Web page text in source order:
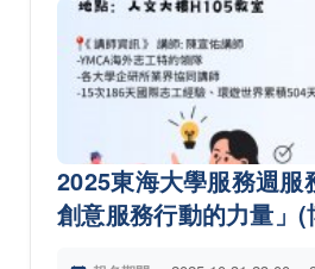
2025東海大學服務週
創意服務行動的力量」